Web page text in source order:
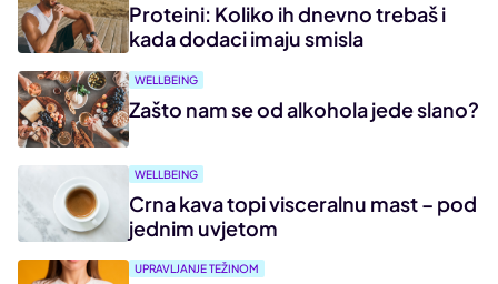
Proteini: Koliko ih dnevno trebaš i
kada dodaci imaju smisla
WELLBEING
Zašto nam se od alkohola jede slano?
WELLBEING
Crna kava topi visceralnu mast – pod
jednim uvjetom
UPRAVLJANJE TEŽINOM